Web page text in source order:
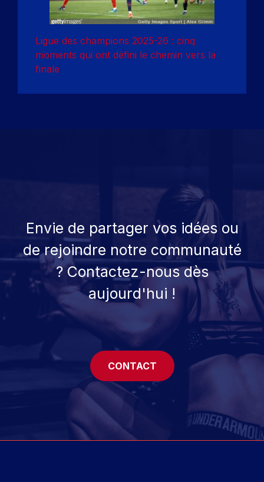
Ligue des champions 2025-26 : cinq
moments qui ont défini le chemin vers la
finale
Envie de partager vos idées ou
de rejoindre notre communauté
? Contactez-nous dès
aujourd'hui !
CONTACT